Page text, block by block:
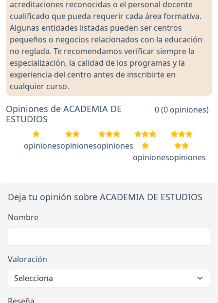
acreditaciones reconocidas o el personal docente
cualificado que pueda requerir cada área formativa.
Algunas entidades listadas pueden ser centros
pequeños o negocios relacionados con la educación
no reglada. Te recomendamos verificar siempre la
especialización, la calidad de los programas y la
experiencia del centro antes de inscribirte en
cualquier curso.
Opiniones de ACADEMIA DE
ESTUDIOS
0 (0 opiniones)
opinionesopinionesopiniones
opinionesopiniones
Deja tu opinión sobre ACADEMIA DE ESTUDIOS
Nombre
Valoración